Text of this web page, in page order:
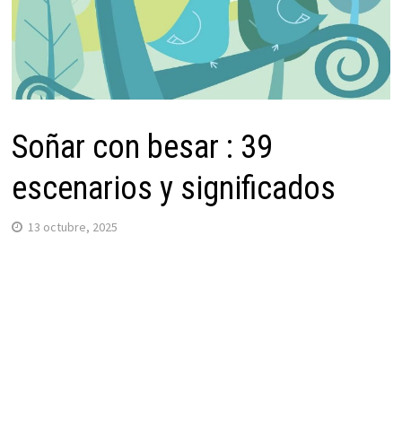
Soñar con besar : 39
escenarios y significados
13 octubre, 2025